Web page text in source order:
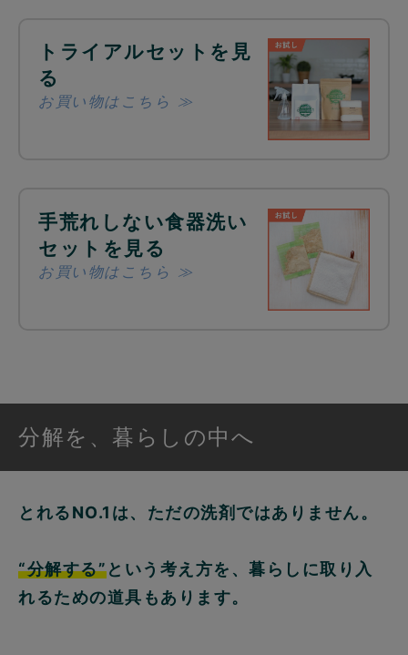
トライアルセットを見
る
お買い物はこちら ≫
手荒れしない食器洗い
セットを見る
お買い物はこちら ≫
分解を、暮らしの中へ
とれるNO.1は、ただの洗剤ではありません。
“分解する”という考え方を、暮らしに取り入
れるための道具もあります。